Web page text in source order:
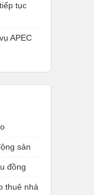
tục
APEC
sản
đồng
thuê nhà